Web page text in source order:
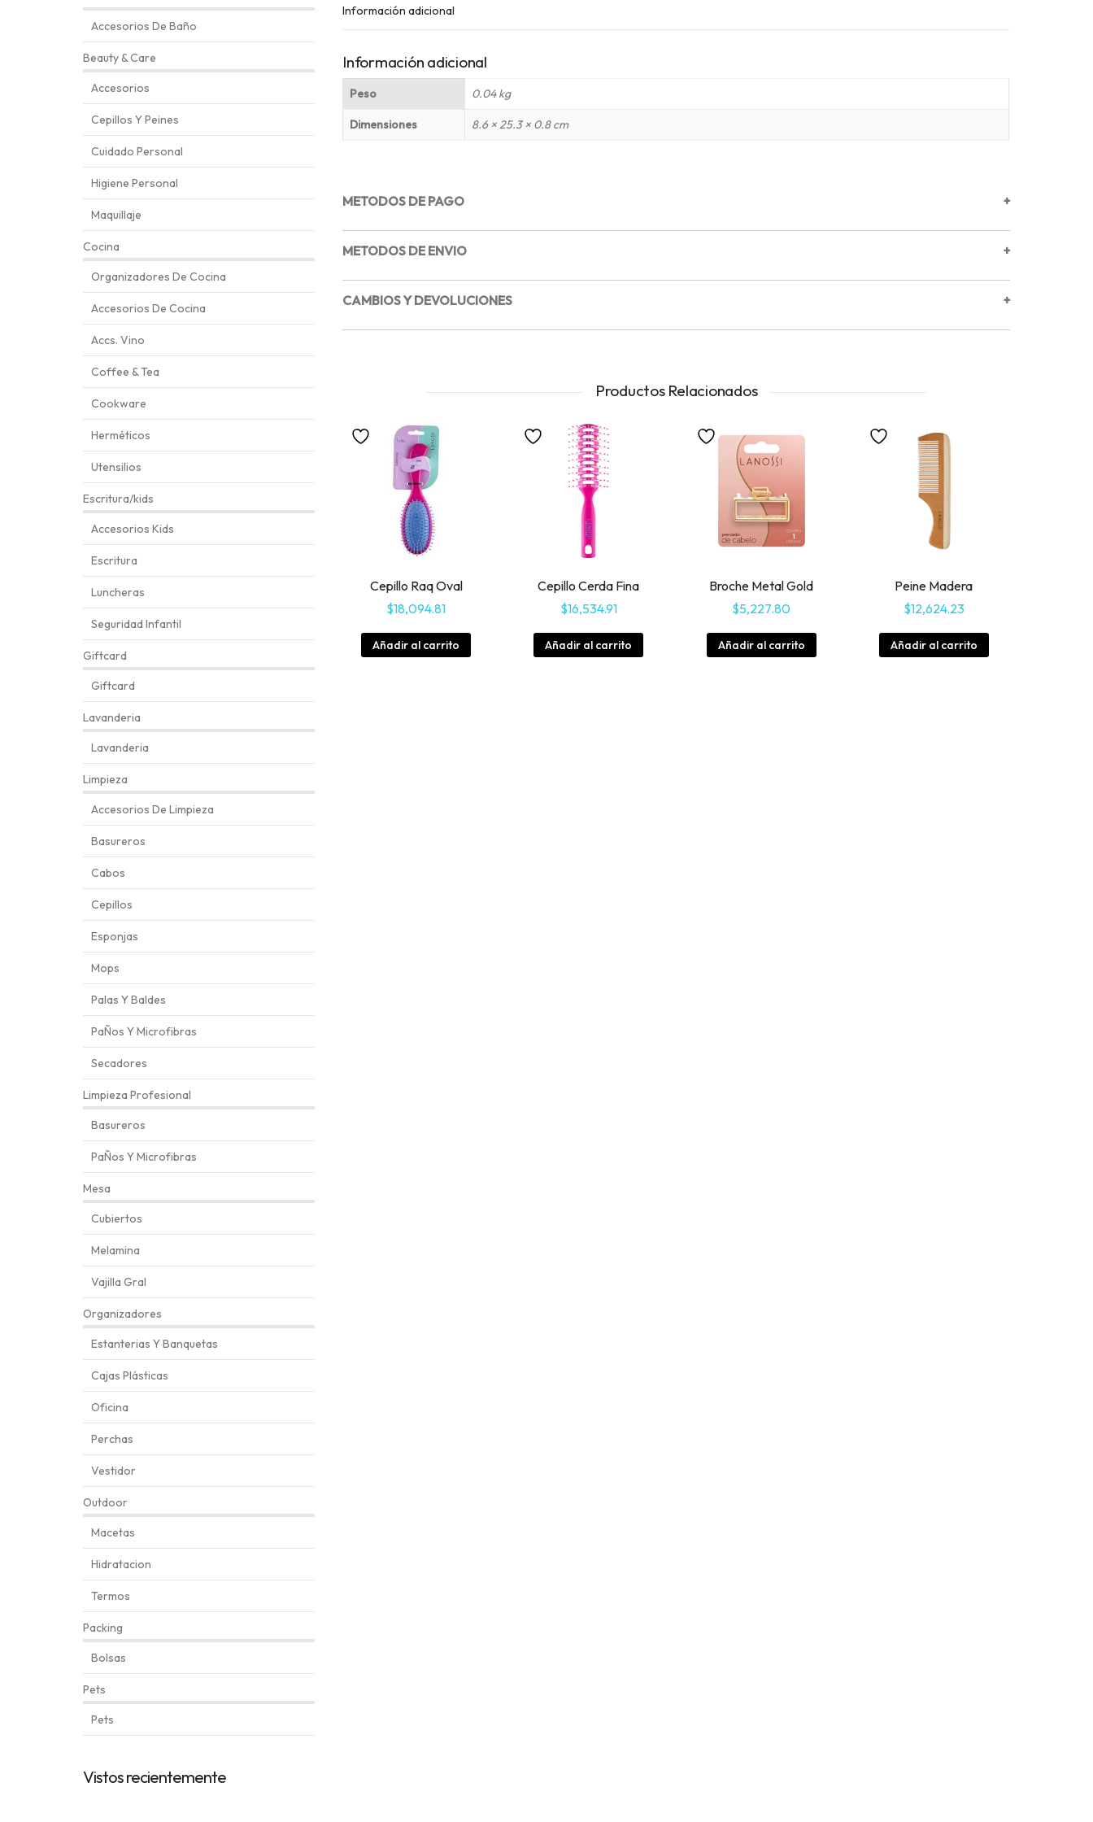
Información adicional
Información adicional
Peso 0.04 kg
Dimensiones 8.6 × 25.3 × 0.8 cm
METODOS DE PAGO +
METODOS DE ENVIO +
CAMBIOS Y DEVOLUCIONES +
Productos Relacionados
Cepillo Raq Oval
$18,094.81
Añadir al carrito
Cepillo Cerda Fina
$16,534.91
Añadir al carrito
Broche Metal Gold
$5,227.80
Añadir al carrito
Peine Madera
$12,624.23
Añadir al carrito
Accesorios De Baño
Beauty & Care
Accesorios
Cepillos Y Peines
Cuidado Personal
Higiene Personal
Maquillaje
Cocina
Organizadores De Cocina
Accesorios De Cocina
Accs. Vino
Coffee & Tea
Cookware
Herméticos
Utensilios
Escritura/kids
Accesorios Kids
Escritura
Luncheras
Seguridad Infantil
Giftcard
Giftcard
Lavanderia
Lavanderia
Limpieza
Accesorios De Limpieza
Basureros
Cabos
Cepillos
Esponjas
Mops
Palas Y Baldes
PaÑos Y Microfibras
Secadores
Limpieza Profesional
Basureros
PaÑos Y Microfibras
Mesa
Cubiertos
Melamina
Vajilla Gral
Organizadores
Estanterias Y Banquetas
Cajas Plásticas
Oficina
Perchas
Vestidor
Outdoor
Macetas
Hidratacion
Termos
Packing
Bolsas
Pets
Pets
Hierarchic
Vistos recientemente